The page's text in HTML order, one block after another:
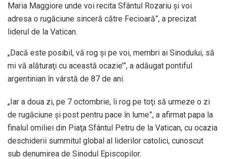
Maria Maggiore unde voi recita Sfântul Rozariu şi voi
adresa o rugăciune sinceră către Fecioară”, a precizat
liderul de la Vatican.
„Dacă este posibil, vă rog şi pe voi, membri ai Sinodului, să
mi vă alăturaţi cu această ocazie’”, a adăugat pontiful
argentinian în vârstă de 87 de ani.
„Iar a doua zi, pe 7 octombrie, îi rog pe toţi să urmeze o zi
de rugăciune şi post pentru pace în lume”, a afirmat papa la
finalul omiliei din Piaţa Sfântul Petru de la Vatican, cu ocazia
deschiderii summitul global al liderilor catolici, cunoscut
sub denumirea de Sinodul Episcopilor.